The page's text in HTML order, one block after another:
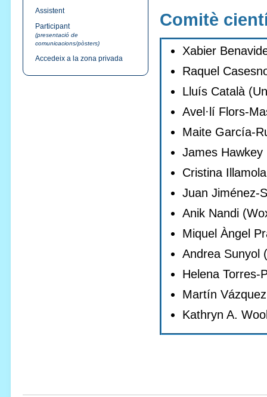
Assistent
Participant
(presentació de
comunicacions/pòsters)
Accedeix a la zona privada
Comitè
Xabier
Raquel
Lluís Català
Avel·lí Flors-
Maite García-
James
Cristina
Juan Jiménez-
Anik Nandi
Miquel Àngel
Andrea Sunyol
Helena Torres-
Martín
Kathryn A.